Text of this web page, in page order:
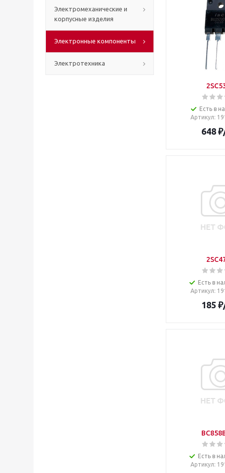
Электромеханические и
корпусные изделия
Электронные компоненты
Электротехника
Есть в
Артикул:
648₽
Есть в
Артикул:
185 ₽
Есть в
Артикул: